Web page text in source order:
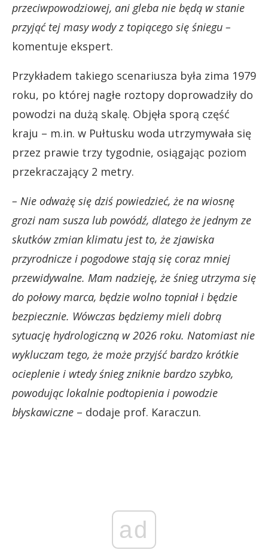
przeciwpowodziowej, ani gleba nie będą w stanie
przyjąć tej masy wody z topiącego się śniegu –
komentuje ekspert.
Przykładem takiego scenariusza była zima 1979
roku, po której nagłe roztopy doprowadziły do
powodzi na dużą skalę. Objęła sporą część
kraju – m.in. w Pułtusku woda utrzymywała się
przez prawie trzy tygodnie, osiągając poziom
przekraczający 2 metry.
– Nie odważę się dziś powiedzieć, że na wiosnę
grozi nam susza lub powódź, dlatego że jednym ze
skutków zmian klimatu jest to, że zjawiska
przyrodnicze i pogodowe stają się coraz mniej
przewidywalne. Mam nadzieję, że śnieg utrzyma się
do połowy marca, będzie wolno topniał i będzie
bezpiecznie. Wówczas będziemy mieli dobrą
sytuację hydrologiczną w 2026 roku. Natomiast nie
wykluczam tego, że może przyjść bardzo krótkie
ocieplenie i wtedy śnieg zniknie bardzo szybko,
powodując lokalnie podtopienia i powodzie
błyskawiczne – dodaje prof. Karaczun.
ad